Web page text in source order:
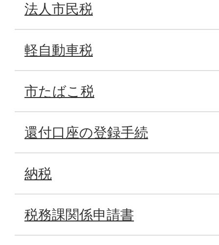
法人市民税
軽自動車税
市たばこ税
還付口座の登録手続
納税
税務課関係申請書